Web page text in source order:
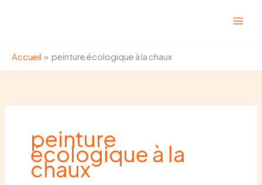
Accueil
peinture écologique à la chaux
peinture
écologique à la
chaux